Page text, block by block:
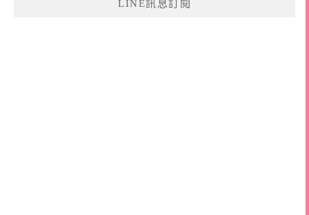
LINE訊息訂閱